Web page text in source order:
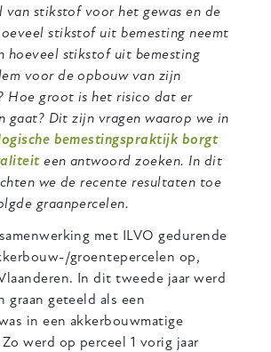
van stikstof voor het gewas en de
stikstof uit bemesting neemt
hoeveel stikstof uit bemesting
voor de opbouw van zijn
Hoe groot is het risico dat er
gaat? Dit zijn vragen waarop we in
bemestingspraktijk borgt
een antwoord zoeken. In dit
we de recente resultaten toe
graanpercelen.
met ILVO gedurende
groentepercelen op,
In dit tweede jaar werd
graan geteeld als een
in een akkerbouwmatige
werd op perceel 1 vorig jaar